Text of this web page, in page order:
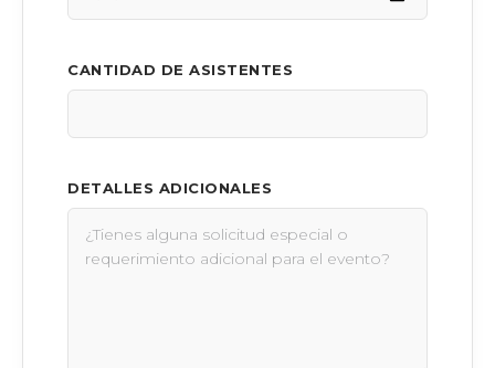
CANTIDAD DE ASISTENTES
DETALLES ADICIONALES